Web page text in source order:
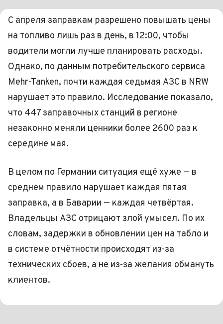
С апреля заправкам разрешено повышать цены
на топливо лишь раз в день, в 12:00, чтобы
водители могли лучше планировать расходы.
Однако, по данным потребительского сервиса
Mehr-Tanken, почти каждая седьмая АЗС в NRW
нарушает это правило. Исследование показало,
что 447 заправочных станций в регионе
незаконно меняли ценники более 2600 раз к
середине мая.
В целом по Германии ситуация ещё хуже — в
среднем правило нарушает каждая пятая
заправка, а в Баварии — каждая четвёртая.
Владельцы АЗС отрицают злой умысел. По их
словам, задержки в обновлении цен на табло и
в системе отчётности происходят из-за
технических сбоев, а не из-за желания обмануть
клиентов.